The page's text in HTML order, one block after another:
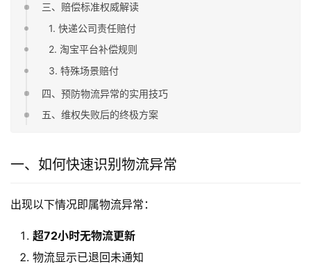
三、赔偿标准权威解读
1. 快递公司责任赔付
2. 淘宝平台补偿规则
3. 特殊场景赔付
四、预防物流异常的实用技巧
五、维权失败后的终极方案
一、如何快速识别物流异常
出现以下情况即属物流异常：
超72小时无物流更新
物流显示已退回未通知